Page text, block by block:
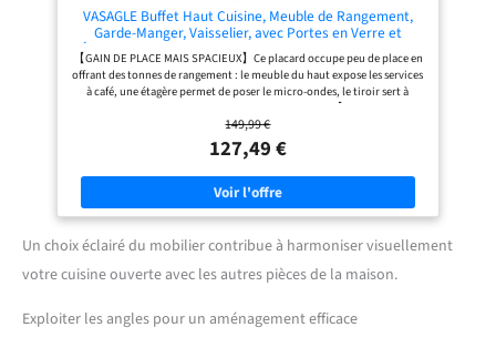
FACILE】Grâce aux instructions
illustrées, aux pièces numérotées et
l’assemblage de cette étagère à
micro-ondes polyvalente se fait en
un rien de temps
VASAGLE Buffet Haut Cuisine, Meuble de Rangement,
Garde-Manger, Vaisselier, avec Portes en Verre et
Étagères Réglables, Trou de Passage des Câbles, pour
Micro-Ondes, Style Moderne, Blanc LSC361W21
【GAIN DE PLACE MAIS SPACIEUX】Ce placard occupe peu de place en
offrant des tonnes de rangement : le meuble du haut expose les services
à café, une étagère permet de poser le micro-ondes, le tiroir sert à
ranger le meuble à ranger les ustensiles de cuisine 【MODERNE ET
MINIMALISTE】Les nuances de blanc, le verre transparent, les portes
rainurées... Tous ces éléments combinés forment un meuble élégant,
moderne et épuré qui s'intègre facilement à tout style d'intérieur
【RANGEMENT DES CÂBLES】Le trou de passage des câbles permet de
ranger soigneusement les câbles de votre four à micro-ondes ou de
votre machine à café. Si vous n'avez pas prévu de placer d'appareils sur
l'étagère, un autocollant est fourni pour masquer le trou et garder un
aspect propre 【SOLIDE ET STABLE】Fabriqué en MDF et en panneaux
pendant de nombreuses années. Mieux encore, 2 kits anti-basculement
【RANGEMENT PERSONNALISABLE】Les placards du haut et du bas
sont dotés d'une étagère réglable sur trois hauteurs afin de ranger des
149,99 €
127,49 €
Un choix éclairé du mobilier contribue à harmoniser visuellement
votre cuisine ouverte avec les autres pièces de la maison.
Exploiter les angles pour un aménagement efficace